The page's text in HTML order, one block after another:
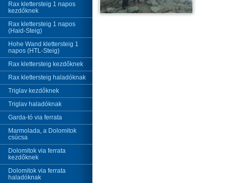
Rax klettersteig 1 napos
kezdőknek
Rax klettersteig 1 napos
(Haid-Steig)
Hohe Wand klettersteig 1
napos (HTL-Steig)
Rax klettersteig kezdőknek
Rax klettersteig haladóknak
Triglav kezdőknek
Triglav haladóknak
Garda-tó via ferrata
Marmolada, a Dolomitok
csúcsa
Dolomitok via ferrata
kezdőknek
Dolomitok via ferrata
haladóknak